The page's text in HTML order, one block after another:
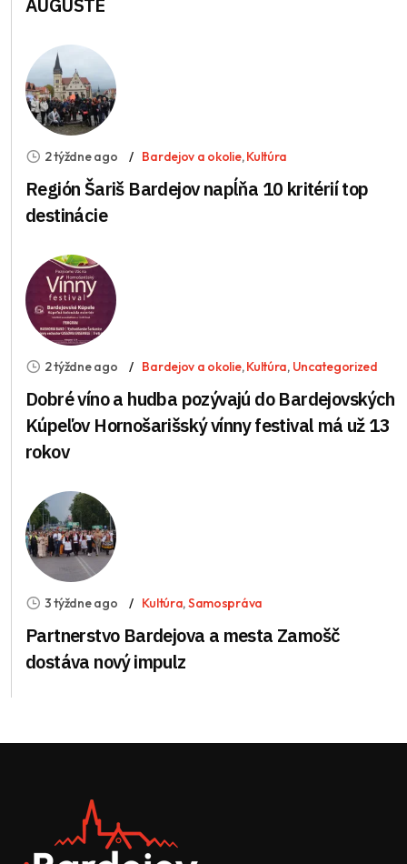
2 týždne ago Bardejov a okolie,Kultúra
Región Šariš Bardejov napĺňa 10 kritérií top
destinácie
2 týždne ago Bardejov a okolie,Kultúra, Uncategorized
Dobré víno a hudba pozývajú do Bardejovských
Kúpeľov Hornošarišský vínny festival má už 13
rokov
3 týždne ago Kultúra,Samospráva
Partnerstvo Bardejova a mesta Zamošč
dostáva nový impulz